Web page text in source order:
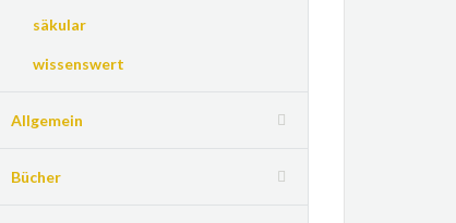
säkular
wissenswert
Allgemein
Bücher